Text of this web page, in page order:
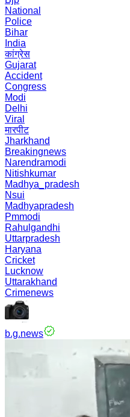
National
Police
Bihar
India
कांग्रेस
Gujarat
Accident
Congress
Modi
Delhi
Viral
मारपीट
Jharkhand
Breakingnews
Narendramodi
Nitishkumar
Madhya_pradesh
Nsui
Madhyapradesh
Pmmodi
Rahulgandhi
Uttarpradesh
Haryana
Cricket
Lucknow
Uttarakhand
Crimenews
b.g.news